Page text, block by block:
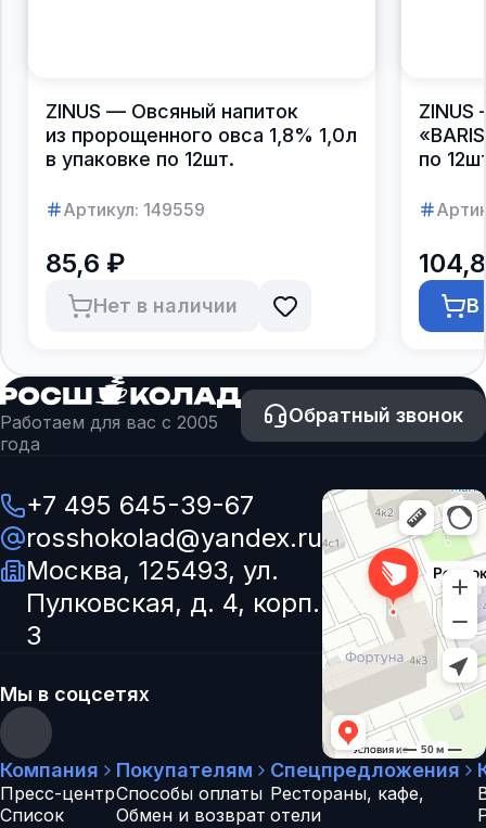
ZINUS — Овсяный напиток
из пророщенного овса 1,8% 1,0л
в упаковке по 12шт.
Артикул: 149559
85,6 ₽
Нет в наличии
по
В
Работаем для вас с 2005
года
Обратный звонок
+7 495 645-39-67
rosshokolad@yandex.ru
Москва, 125493, ул.
Пулковская, д. 4, корп.
3
Мы в соцсетях
Компания
Пресс-центр
Список
Покупателям
Способы оплаты
Обмен и возврат
Спецпредложения
Рестораны, кафе,
отели